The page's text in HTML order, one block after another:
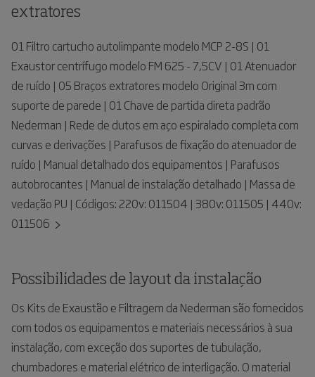
extratores
01 Filtro cartucho autolimpante modelo MCP 2-8S | 01
Exaustor centrífugo modelo FM 625 - 7,5CV | 01 Atenuador
de ruído | 05 Braços extratores modelo Original 3m com
suporte de parede | 01 Chave de partida direta padrão
Nederman | Rede de dutos em aço espiralado completa com
curvas e derivações | Parafusos de fixação do atenuador de
ruído | Manual detalhado dos equipamentos | Parafusos
autobrocantes | Manual de instalação detalhado | Massa de
vedação PU | Códigos: 220v: 011504 | 380v: 011505 | 440v:
011506
Possibilidades de layout da instalação
Os Kits de Exaustão e Filtragem da Nederman são fornecidos
com todos os equipamentos e materiais necessários à sua
instalação, com exceção dos suportes de tubulação,
chumbadores e material elétrico de interligação. O material